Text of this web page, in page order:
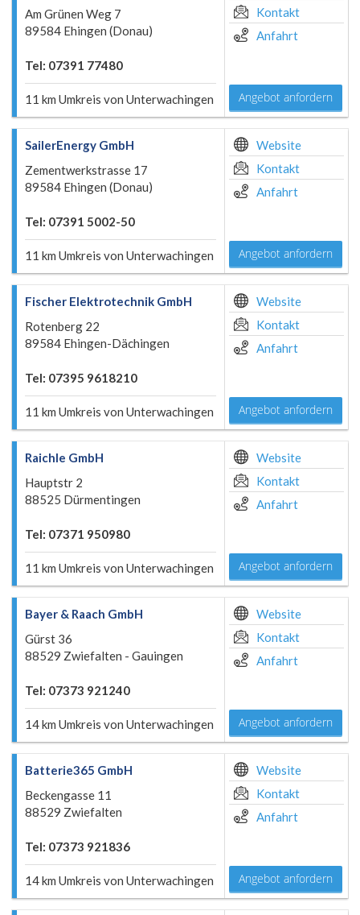
Am Grünen Weg 7
89584 Ehingen (Donau)
Tel: 07391 77480
11 km Umkreis von Unterwachingen
Kontakt
Anfahrt
Angebot anfordern
SailerEnergy GmbH
Zementwerkstrasse 17
89584 Ehingen (Donau)
Tel: 07391 5002-50
11 km Umkreis von Unterwachingen
Website
Kontakt
Anfahrt
Angebot anfordern
Fischer Elektrotechnik GmbH
Rotenberg 22
89584 Ehingen-Dächingen
Tel: 07395 9618210
11 km Umkreis von Unterwachingen
Website
Kontakt
Anfahrt
Angebot anfordern
Raichle GmbH
Hauptstr 2
88525 Dürmentingen
Tel: 07371 950980
11 km Umkreis von Unterwachingen
Website
Kontakt
Anfahrt
Angebot anfordern
Bayer & Raach GmbH
Gürst 36
88529 Zwiefalten - Gauingen
Tel: 07373 921240
14 km Umkreis von Unterwachingen
Website
Kontakt
Anfahrt
Angebot anfordern
Batterie365 GmbH
Beckengasse 11
88529 Zwiefalten
Tel: 07373 921836
14 km Umkreis von Unterwachingen
Website
Kontakt
Anfahrt
Angebot anfordern